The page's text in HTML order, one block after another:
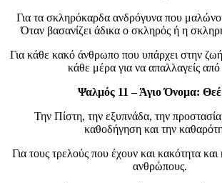
Για τα σκληρόκαρδα ανδρόγυνα που
Όταν βασανίζει άδικα ο σκληρός ή η
Για κάθε κακό άνθρωπο που υπάρχει στην ζωή
κάθε μέρα για να απαλλαγείς από
Ψαλμός 11 – Άγιο Όνομα:
Την Πίστη, την εξυπνάδα, την προστασία
καθοδήγηση και την
Για τους τρελούς που έχουν και κακότητα
ανθρώπους.